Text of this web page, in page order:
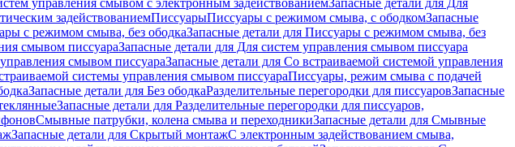
управления смывом с электронным задействованиемЗапасные детали для Для
задействованиемПиссуарыПиссуары с режимом смыва, с ободкомЗапасные
с режимом смыва, без ободкаЗапасные детали для Писсуары с режимом смыва, без
смывом писсуараЗапасные детали для Для систем управления смывом писсуара
смывом писсуараЗапасные детали для Со встраиваемой системой управления
системы управления смывом писсуараПиссуары, режим смыва с подачей
Запасные детали для Без ободкаРазделительные перегородки для писсуаровЗапасные
Запасные детали для Разделительные перегородки для писсуаров,
Смывные патрубки, колена смыва и переходникиЗапасные детали для Смывные
Запасные детали для Скрытый монтажС электронным задействованием смыва,